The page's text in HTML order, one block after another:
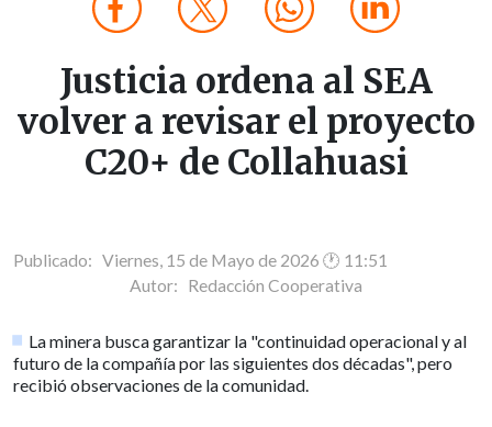
Justicia ordena al SEA
volver a revisar el proyecto
C20+ de Collahuasi
Publicado: Viernes, 15 de Mayo de 2026 🕐 11:51
Autor: Redacción Cooperativa
La minera busca garantizar la "continuidad operacional y al
futuro de la compañía por las siguientes dos décadas", pero
recibió observaciones de la comunidad.